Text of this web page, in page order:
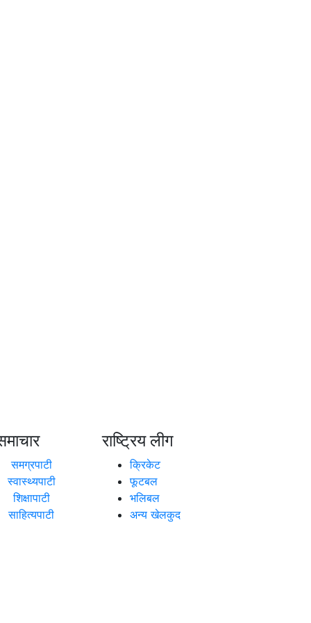
समग्रपाटी
स्वास्थ्यपाटी
शिक्षापाटी
साहित्यपाटी
राष्ट्रिय लीग
क्रिकेट
फूटबल
भलिबल
अन्य खेलकुद